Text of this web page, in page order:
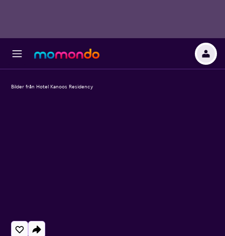
Bilder från Hotel Kanoos Residency